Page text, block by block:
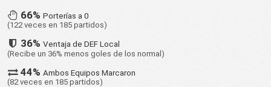
66%Porterías a 0
(122 veces en 185 partidos)
36%Ventaja de DEF Local
(Recibe un 36% menos goles de los normal)
44%Ambos Equipos Marcaron
(82 veces en 185 partidos)